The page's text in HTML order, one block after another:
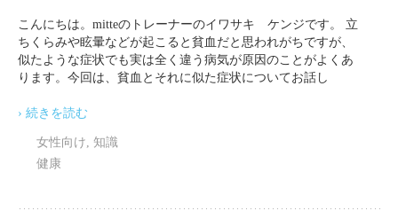
こんにちは。mitteのトレーナーのイワサキ ケンジです。 立
ちくらみや眩暈などが起こると貧血だと思われがちですが、
似たような症状でも実は全く違う病気が原因のことがよくあ
ります。今回は、貧血とそれに似た症状についてお話し
› 続きを読む
女性向け 知識
健康